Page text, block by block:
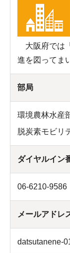
大阪府では
進を図ってま
部局
環境農林水産
脱炭素モビリ
ダイヤルイン
06-6210-9586
メールアドレ
datsutanene-